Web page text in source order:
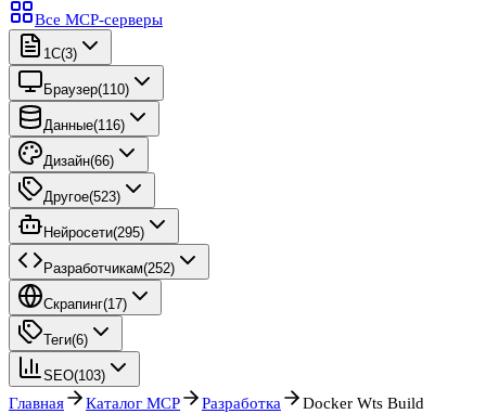
Все MCP-серверы
1C(3)
Браузер(110)
Данные(116)
Дизайн(66)
Другое(523)
Нейросети(295)
Разработчикам(252)
Скрапинг(17)
Теги(6)
SEO(103)
Главная Каталог MCP Разработка Docker Wts Build